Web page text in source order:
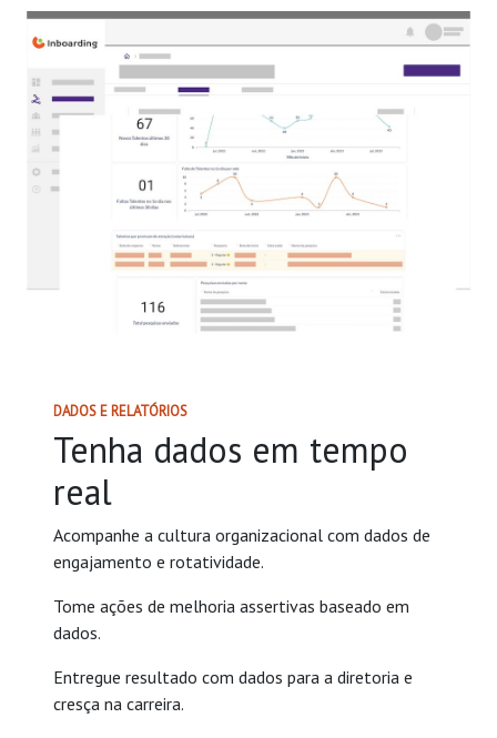
DADOS E RELATÓRIOS
Tenha dados em tempo
real
Acompanhe a cultura organizacional com dados de
engajamento e rotatividade.
Tome ações de melhoria assertivas baseado em
dados.
Entregue resultado com dados para a diretoria e
cresça na carreira.